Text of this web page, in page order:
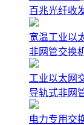
百兆光纤收
宽温工业以
非网管交换
工业以太网
导轨式非网
电力专用交